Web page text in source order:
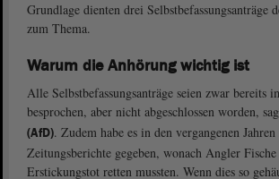
Grundlage dienten drei Selbstbefassungsanträge
zum Thema.
Warum die Anhörung wichtig ist
Alle Selbstbefassungsanträge seien zwar bereits
besprochen, aber nicht abgeschlossen worden,
(AfD). Zudem habe es in den vergangenen
Zeitungsberichte gegeben, wonach Angler
Erstickungstot retten mussten. Wenn dies so